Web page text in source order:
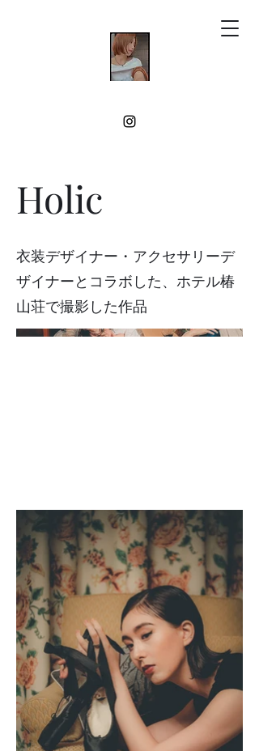
Holic
衣装デザイナー・アクセサリーデ
ザイナーとコラボした、ホテル椿
山荘で撮影した作品